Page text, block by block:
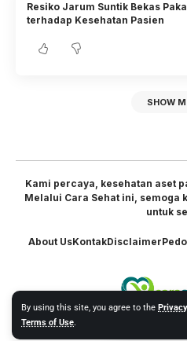
By using this site, you agree to the
Terms of Use.
Resiko Jarum Suntik Bekas
terhadap Kesehatan Pasien
SHOW
Kami percaya, kesehatan aset
Melalui Cara Sehat ini, semoga
untuk
About UsKontakDisclaimer